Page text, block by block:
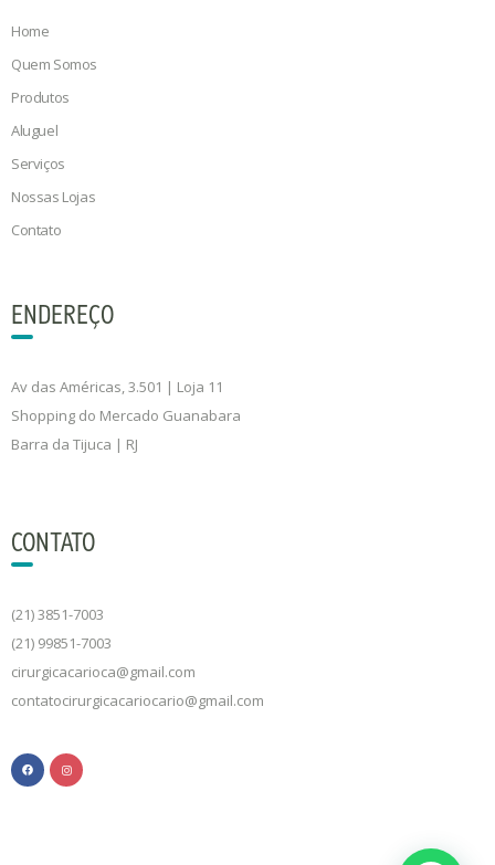
Home
Quem Somos
Produtos
Aluguel
Serviços
Nossas Lojas
Contato
ENDEREÇO
Av das Américas, 3.501 | Loja 11
Shopping do Mercado Guanabara
Barra da Tijuca | RJ
CONTATO
(21) 3851-7003
(21) 99851-7003
cirurgicacarioca@gmail.com
contatocirurgicacariocario@gmail.com